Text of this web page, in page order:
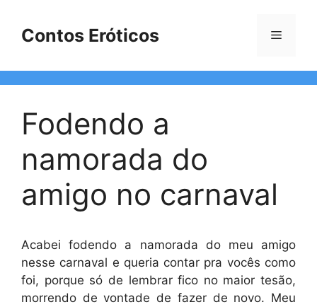
Contos Eróticos Menu
Fodendo a
namorada do
amigo no carnaval
Acabei fodendo a namorada do meu amigo
nesse carnaval e queria contar pra vocês como
foi, porque só de lembrar fico no maior tesão,
morrendo de vontade de fazer de novo. Meu